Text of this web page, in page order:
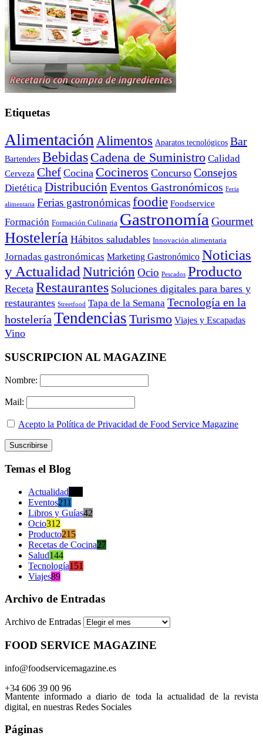
Etiquetas
Alimentación Alimentos Aparatos tecnológicos Bar
Bartenders Bebidas Cadena de Suministro Calidad
Cerveza Chef Cocina Cocineros Concurso Consejos
Dietética Distribución Eventos Gastronómicos Feria
alimentaria Ferias gastronómicasfoodie Foodservice
Formación Formación Culinaria Gastronomía Gourmet
Hostelería Hábitos saludables Innovación alimentaria
Jornadas gastronómicas Marketing Gastronómico Noticias
y Actualidad Nutrición Ocio Pescados Producto
Receta Restaurantes Soluciones digitales para bares y
restaurantes Streetfood Tapa de la Semana Tecnología en la
hostelería Tendencias Turismo Viajes y Escapadas
Vino
SUSCRIPCION AL MAGAZINE
Nombre:
Mail:
Acepto la Política de Privacidad de Food Service Magazine
Temas el Blog
Actualidad
Eventos211
Libros y Guías42
Ocio312
Producto215
Recetas de Cocina27
Salud144
Tecnología151
Viajes89
Archivo de Entradas
Archivo de Entradas
FOOD SERVICE MAGAZINE
info@foodservicemagazine.es
+34 606 39 00 96
Mantente informado a diario de toda la actualidad de la revista
digital, en nuestras Redes Sociales
Páginas